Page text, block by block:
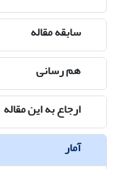
سابقه مقاله
هم رسانی
ارجاع به این مقاله
آمار